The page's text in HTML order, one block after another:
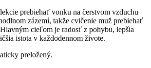
prebiehať vonku na čerstvom vzduchu
zázemí, takže cvičenie muž prebiehať
cieľom je radosť z pohybu, lepšia
istota v každodennom živote.
preložený.